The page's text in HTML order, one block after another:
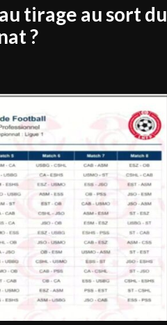
tirage au sort du
?